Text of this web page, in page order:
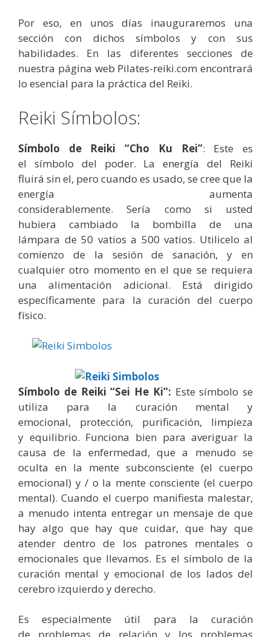
Por eso, en unos días inauguraremos una
sección con dichos símbolos y con sus
habilidades. En las diferentes secciones de
nuestra página web Pilates-reiki.com encontrará
lo esencial para la práctica del Reiki.
Reiki Símbolos:
Símbolo de Reiki “Cho Ku Rei”: Este es
el símbolo del poder. La energía del Reiki
fluirá sin el, pero cuando es usado, se cree que la
energía aumenta
considerablemente. Sería como si usted
hubiera cambiado la bombilla de una
lámpara de 50 vatios a 500 vatios. Utilicelo al
comienzo de la sesión de sanación, y en
cualquier otro momento en el que se requiera
una alimentación adicional. Está dirigido
específicamente para la curación del cuerpo
físico.
Símbolo de Reiki “Sei He Ki”: Este símbolo se
utiliza para la curación mental y
emocional, protección, purificación, limpieza
y equilibrio. Funciona bien para averiguar la
causa de la enfermedad, que a menudo se
oculta en la mente subconsciente (el cuerpo
emocional) y / o la mente consciente (el cuerpo
mental). Cuando el cuerpo manifiesta malestar,
a menudo intenta entregar un mensaje de que
hay algo que hay que cuidar, que hay que
atender dentro de los patrones mentales o
emocionales que llevamos. Es el símbolo de la
curación mental y emocional de los lados del
cerebro izquierdo y derecho.
Es especialmente útil para la curación